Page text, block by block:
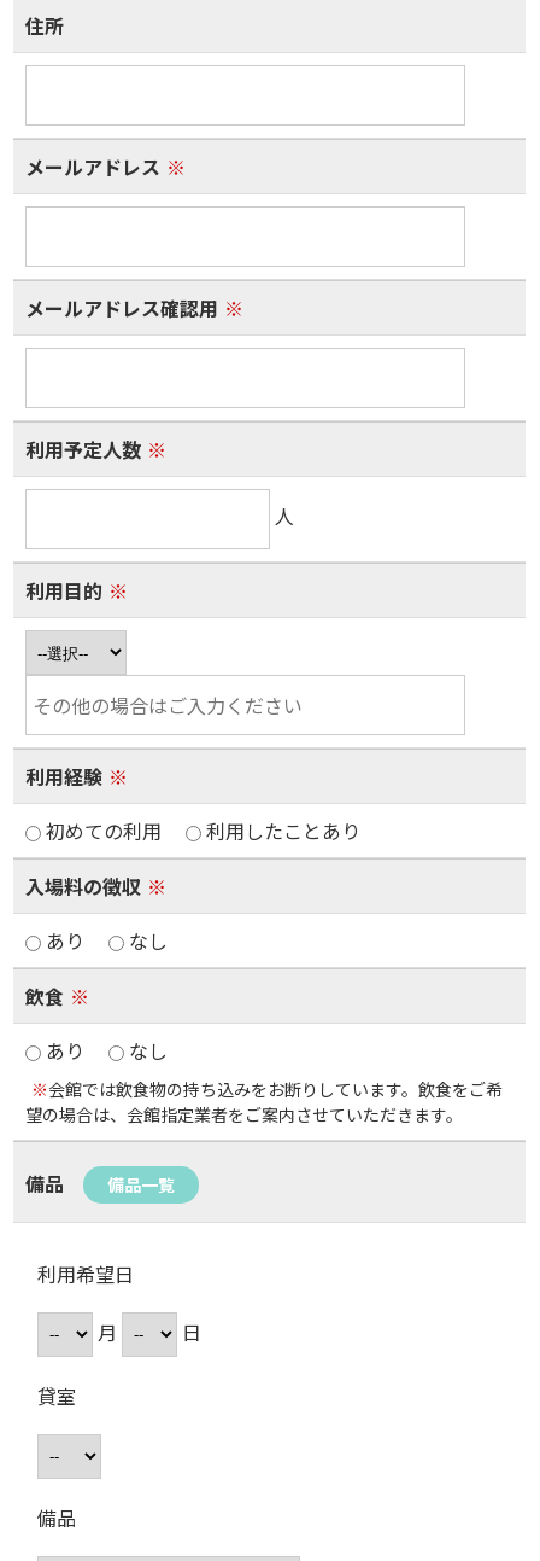
住所
メールアドレス ※
メールアドレス確認用 ※
利用予定人数 ※
人
利用目的 ※
利用経験 ※
初めての利用
利用したことあり
入場料の徴収 ※
あり
なし
飲食 ※
あり
なし
※会館では飲食物の持ち込みをお断りしています。飲食をご希
望の場合は、会館指定業者をご案内させていただきます。
備品 備品一覧
利用希望日
月
日
貸室
備品